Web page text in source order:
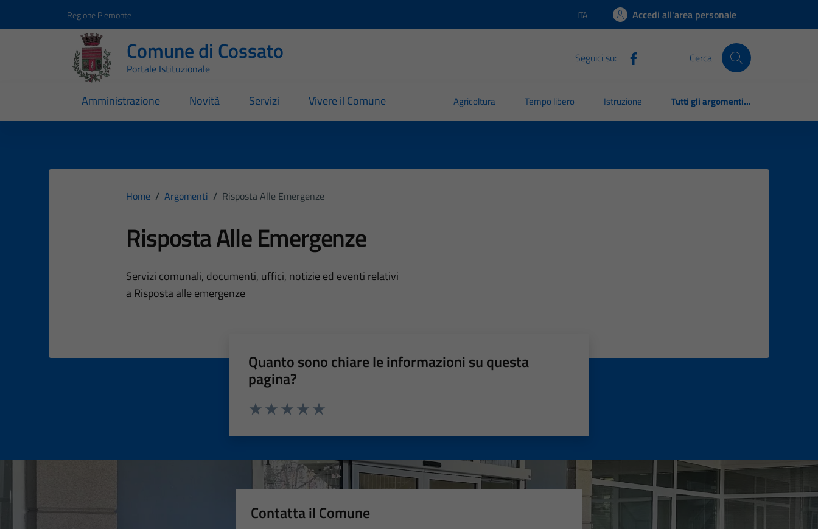
Regione Piemonte Lingua attiva:
ITA Accedi all'area personale
Comune di Cossato
Portale Istituzionale
Seguici su: Cerca
Amministrazione Novità Servizi Vivere il Comune Agricoltura Tempo libero Istruzione Tutti gli argomenti...
Home / Argomenti / Risposta Alle Emergenze
Risposta Alle Emergenze
Dettagli dell'argomento
Servizi comunali, documenti, uffici, notizie ed eventi relativi
a Risposta alle emergenze
Quanto sono chiare le informazioni su questa
pagina?
Contatta il Comune